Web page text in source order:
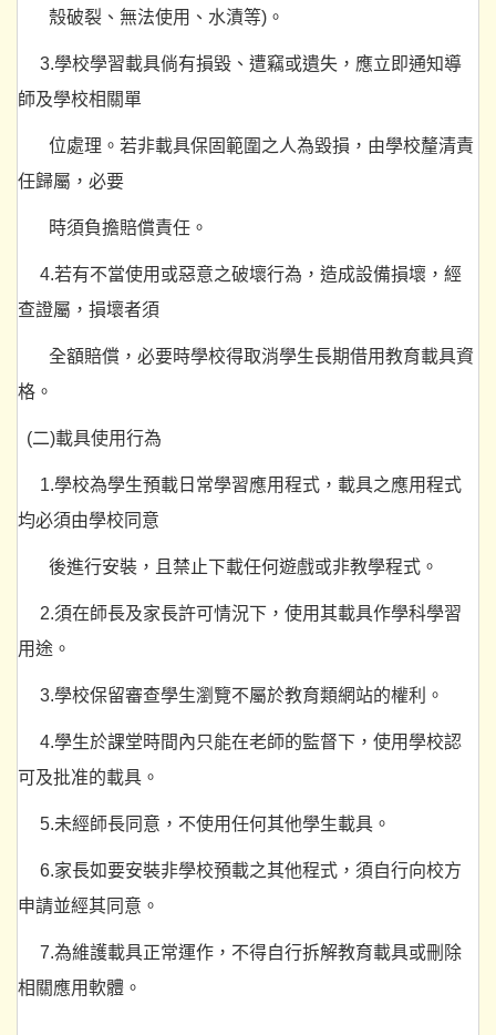
殼破裂、無法使用、水漬等)。
3.學校學習載具倘有損毀、遭竊或遺失，應立即通知導
師及學校相關單
位處理。若非載具保固範圍之人為毀損，由學校釐清責
任歸屬，必要
時須負擔賠償責任。
4.若有不當使用或惡意之破壞行為，造成設備損壞，經
查證屬，損壞者須
全額賠償，必要時學校得取消學生長期借用教育載具資
格。
(二)載具使用行為
1.學校為學生預載日常學習應用程式，載具之應用程式
均必須由學校同意
後進行安裝，且禁止下載任何遊戲或非教學程式。
2.須在師長及家長許可情況下，使用其載具作學科學習
用途。
3.學校保留審查學生瀏覽不屬於教育類網站的權利。
4.學生於課堂時間內只能在老師的監督下，使用學校認
可及批准的載具。
5.未經師長同意，不使用任何其他學生載具。
6.家長如要安裝非學校預載之其他程式，須自行向校方
申請並經其同意。
7.為維護載具正常運作，不得自行拆解教育載具或刪除
相關應用軟體。